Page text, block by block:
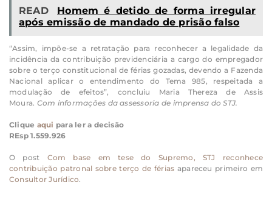
READ
Homem é detido de forma irregular
após emissão de mandado de prisão falso
“Assim, impõe-se a retratação para reconhecer a legalidade da
incidência da contribuição previdenciária a cargo do empregador
sobre o terço constitucional de férias gozadas, devendo a Fazenda
Nacional aplicar o entendimento do Tema 985, respeitada a
modulação de efeitos”, concluiu Maria Thereza de Assis
Moura. Com informações da assessoria de imprensa do STJ.
Clique aqui para ler a decisão
REsp 1.559.926
O post Com base em tese do Supremo, STJ reconhece
contribuição patronal sobre terço de férias apareceu primeiro em
Consultor Jurídico.